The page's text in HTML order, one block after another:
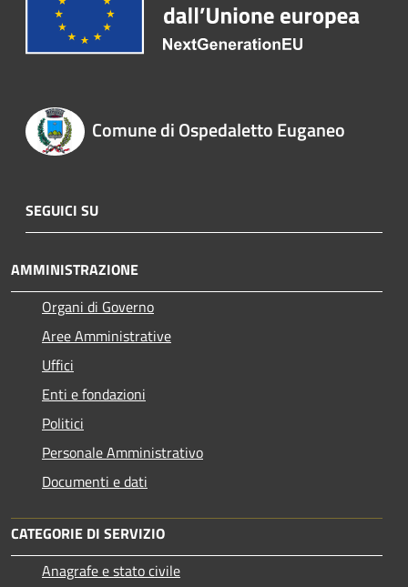
Comune di Ospedaletto Euganeo
SEGUICI SU
AMMINISTRAZIONE
Organi di Governo
Aree Amministrative
Uffici
Enti e fondazioni
Politici
Personale Amministrativo
Documenti e dati
CATEGORIE DI SERVIZIO
Anagrafe e stato civile